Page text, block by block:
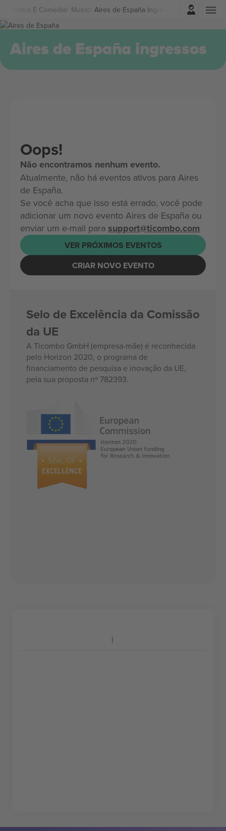
Teatro E Comédia Music Aires de España Ingressos
Entrar
Aires de España ingressos
Oops!
Não encontramos nenhum evento.
Atualmente, não há eventos ativos para Aires
de España.
Se você acha que isso está errado, você pode
adicionar um novo evento Aires de España ou
enviar um e-mail para support@ticombo.com
VER PRÓXIMOS EVENTOS
CRIAR NOVO EVENTO
Selo de Excelência da Comissão
da UE
A Ticombo GmbH (empresa-mãe) é reconhecida
pelo Horizon 2020, o programa de
financiamento de pesquisa e inovação da UE,
pela sua proposta nº 782393.